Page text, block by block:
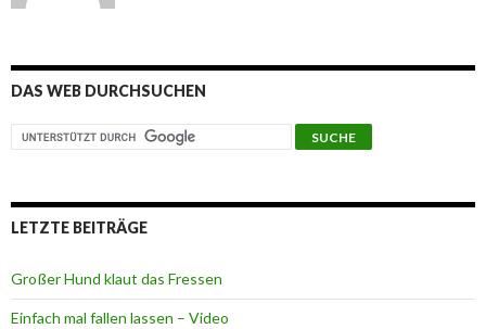
DAS WEB DURCHSUCHEN
LETZTE BEITRÄGE
Großer Hund klaut das Fressen
Einfach mal fallen lassen – Video